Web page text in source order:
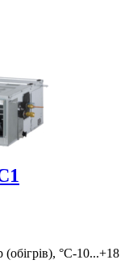
°С-10...+18